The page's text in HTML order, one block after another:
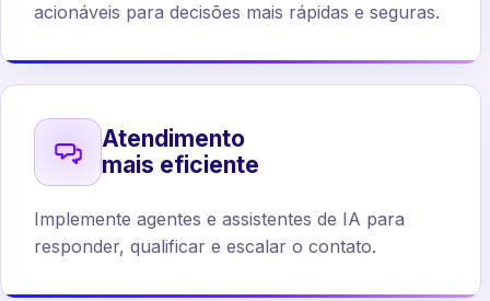
acionáveis para decisões mais rápidas e seguras.
Atendimento
mais eficiente
Implemente agentes e assistentes de IA para
responder, qualificar e escalar o contato.